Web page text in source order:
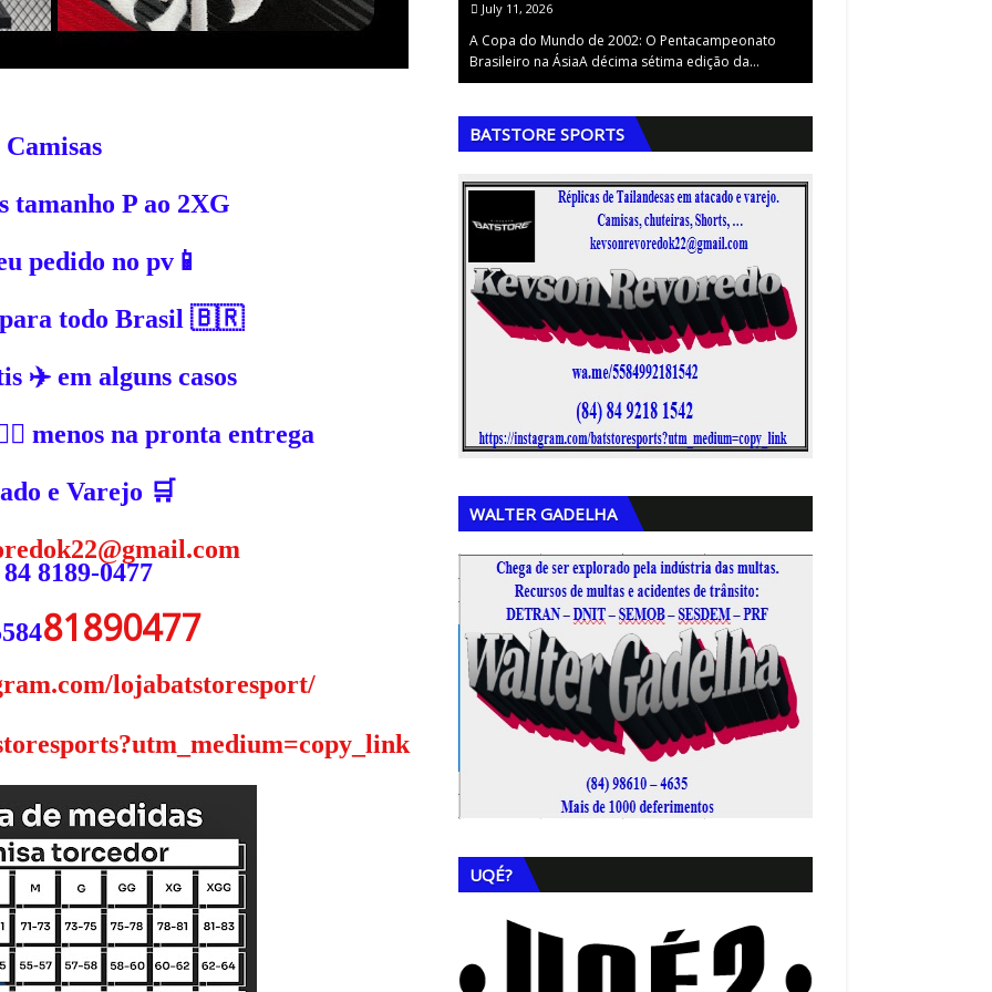
Camisas
tamanho P ao 2XG
pedido no pv📱
para todo Brasil 🇧🇷
✈️ em alguns casos
menos na pronta entrega
e Varejo 🛒
8189-0477
81890477
lojabatstoresport/
July 12, 2026 July 11, 2026
A Copa do Mundo de 2002: O Pentacampeonato
Brasileiro na ÁsiaA décima sétima edição da…
BATSTORE SPORTS
WALTER GADELHA
UQÉ?